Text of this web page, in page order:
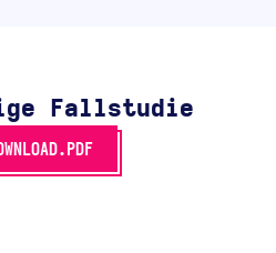
Fallstudie